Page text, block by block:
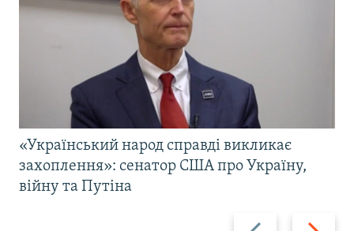
Назад Вперед
«Український народ справді викликає
захоплення»: сенатор США про Україну,
війну та Путіна